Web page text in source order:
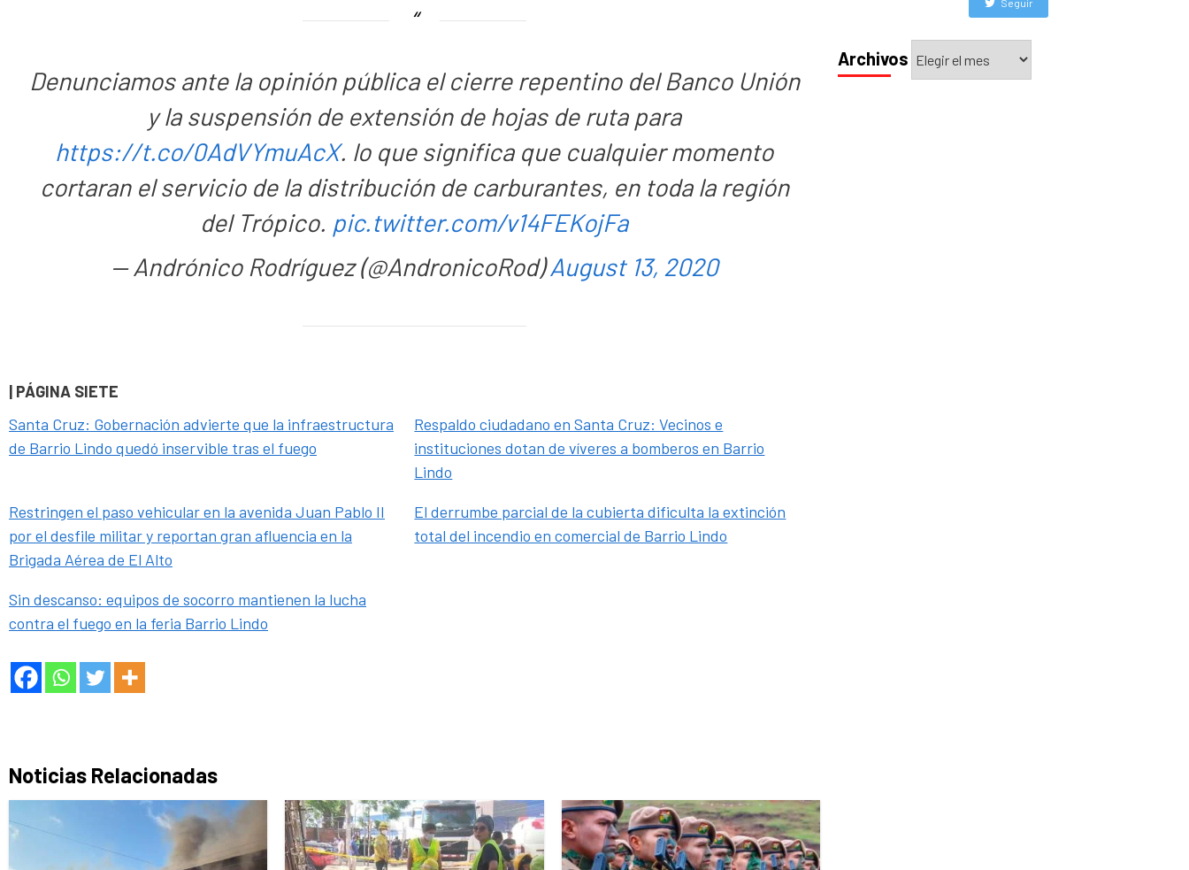
Denunciamos ante la opinión pública el cierre repentino del Banco Unión
y la suspensión de extensión de hojas de ruta para
https://t.co/0AdVYmuAcX. lo que significa que cualquier momento
cortaran el servicio de la distribución de carburantes, en toda la región
del Trópico. pic.twitter.com/v14FEKojFa
— Andrónico Rodríguez (@AndronicoRod)August 13, 2020
| PÁGINA SIETE
Santa Cruz: Gobernación advierte que la infraestructura
de Barrio Lindo quedó inservible tras el fuego
Respaldo ciudadano en Santa Cruz: Vecinos e
instituciones dotan de víveres a bomberos en Barrio
Lindo
Restringen el paso vehicular en la avenida Juan Pablo II
por el desfile militar y reportan gran afluencia en la
Brigada Aérea de El Alto
El derrumbe parcial de la cubierta dificulta la extinción
total del incendio en comercial de Barrio Lindo
Sin descanso: equipos de socorro mantienen la lucha
contra el fuego en la feria Barrio Lindo
Noticias Relacionadas
Archivos
Archivos